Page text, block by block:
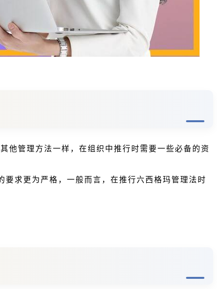
管理方法一样，在组织中推行时需要一些必备的资
求更为严格，一般而言，在推行六西格玛管理法时